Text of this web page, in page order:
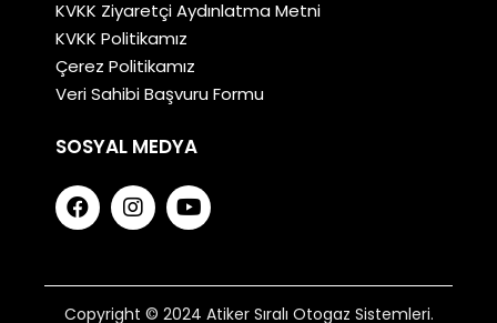
KVKK Ziyaretçi Aydınlatma Metni
KVKK Politikamız
Çerez Politikamız
Veri Sahibi Başvuru Formu
SOSYAL MEDYA
Copyright © 2024 Atiker Sıralı Otogaz Sistemleri.